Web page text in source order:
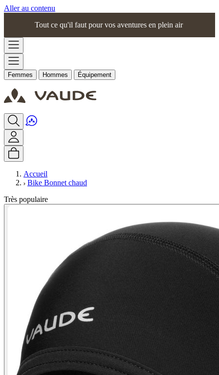
Aller au contenu
Tout ce qu'il faut pour vos aventures en plein air
Femmes Hommes Équipement
Accueil
Bike Bonnet chaud
Très populaire